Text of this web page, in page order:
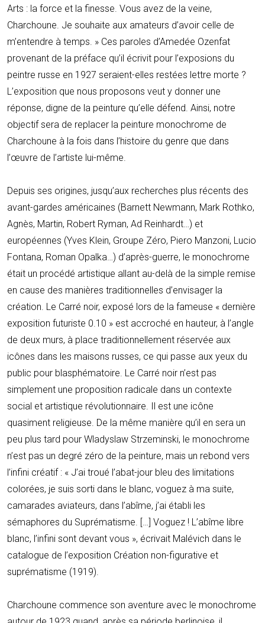
Arts : la force et la finesse. Vous avez de la veine,
Charchoune. Je souhaite aux amateurs d’avoir celle de
m’entendre à temps. » Ces paroles d’Amedée Ozenfat
provenant de la préface qu’il écrivit pour l’exposions du
peintre russe en 1927 seraient-elles restées lettre morte ?
L’exposition que nous proposons veut y donner une
réponse, digne de la peinture qu’elle défend. Ainsi, notre
objectif sera de replacer la peinture monochrome de
Charchoune à la fois dans l’histoire du genre que dans
l’œuvre de l’artiste lui-même.
Depuis ses origines, jusqu’aux recherches plus récents des
avant-gardes américaines (Barnett Newmann, Mark Rothko,
Agnès, Martin, Robert Ryman, Ad Reinhardt…) et
européennes (Yves Klein, Groupe Zéro, Piero Manzoni, Lucio
Fontana, Roman Opalka…) d’après-guerre, le monochrome
était un procédé artistique allant au-delà de la simple remise
en cause des manières traditionnelles d’envisager la
création. Le Carré noir, exposé lors de la fameuse « dernière
exposition futuriste 0.10 » est accroché en hauteur, à l’angle
de deux murs, à place traditionnellement réservée aux
icônes dans les maisons russes, ce qui passe aux yeux du
public pour blasphématoire. Le Carré noir n’est pas
simplement une proposition radicale dans un contexte
social et artistique révolutionnaire. Il est une icône
quasiment religieuse. De la même manière qu’il en sera un
peu plus tard pour Wladyslaw Strzeminski, le monochrome
n’est pas un degré zéro de la peinture, mais un rebond vers
l’infini créatif : « J’ai troué l’abat-jour bleu des limitations
colorées, je suis sorti dans le blanc, voguez à ma suite,
camarades aviateurs, dans l’abîme, j’ai établi les
sémaphores du Suprématisme. […] Voguez ! L’abîme libre
blanc, l’infini sont devant vous », écrivait Malévich dans le
catalogue de l’exposition Création non-figurative et
suprématisme (1919).
Charchoune commence son aventure avec le monochrome